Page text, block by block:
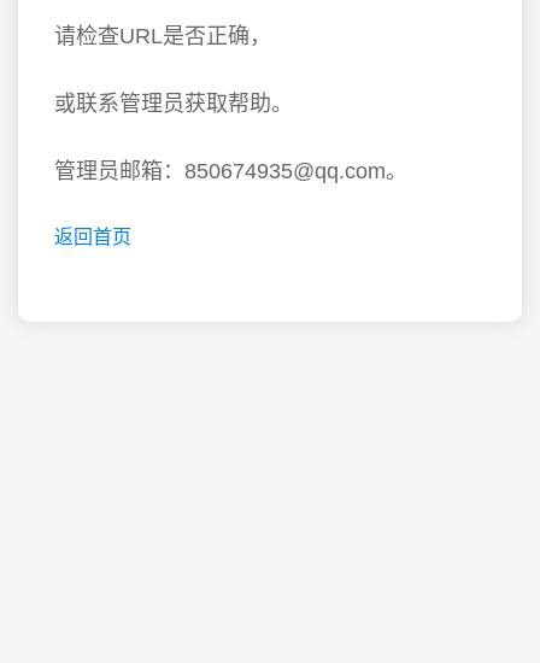
请检查URL是否正确，
或联系管理员获取帮助。
管理员邮箱：850674935@qq.com。
返回首页